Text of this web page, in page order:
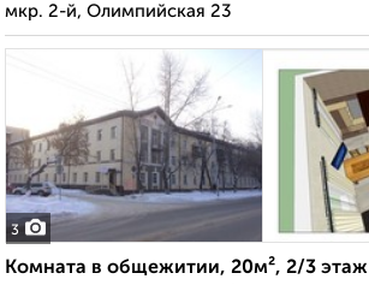
мкр. 2-й, Олимпийская 23
3
Комната в общежитии, 20м², 2/3 этаж